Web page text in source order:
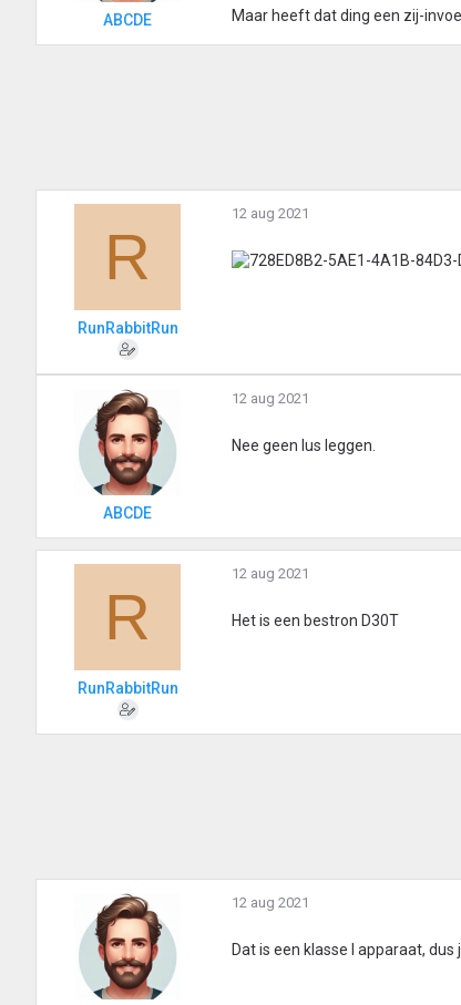
ABCDE Maar heeft dat ding een zij-
R
RunRabbitRun
12 aug 2021
ABCDE
12 aug 2021
Nee geen lus leggen.
R
RunRabbitRun
12 aug 2021
Het is een bestron D30T
12 aug 2021
Dat is een klasse I apparaat, dus